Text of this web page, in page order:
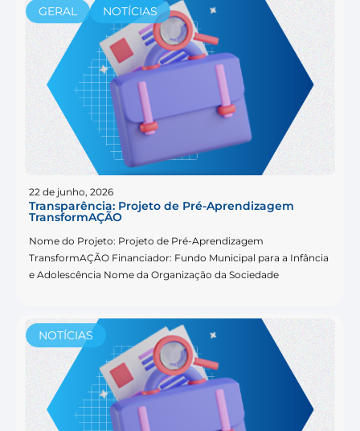
GERAL NOTÍCIAS
22 de junho, 2026
Transparência: Projeto de Pré-Aprendizagem
TransformAÇÃO
Nome do Projeto: Projeto de Pré-Aprendizagem
TransformAÇÃO Financiador: Fundo Municipal para a Infância
e Adolescência Nome da Organização da Sociedade
NOTÍCIAS